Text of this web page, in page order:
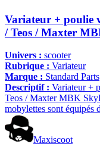
Variateur + poulie
/ Teos / Maxter
Univers : scooter
Rubrique : Variateur
Marque : Standard Parts
Descriptif : Variateur +
Teos / Maxter MBK
mobylettes sont équipés
Maxiscoot